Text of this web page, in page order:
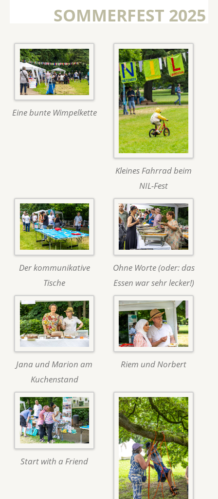
SOMMERFEST 2025
Eine bunte Wimpelkette
Kleines Fahrrad beim
NIL-Fest
Der kommunikative
Tische
Ohne Worte (oder: das
Essen war sehr lecker!)
Jana und Marion am
Kuchenstand
Riem und Norbert
Start with a Friend